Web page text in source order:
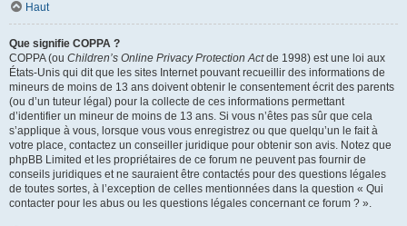
Haut
Que signifie COPPA ?
COPPA (ou Children’s Online Privacy Protection Actde 1998) est une loi aux
États-Unis qui dit que les sites Internet pouvant recueillir des informations de
mineurs de moins de 13 ans doivent obtenir le consentement écrit des parents
(ou d’un tuteur légal) pour la collecte de ces informations permettant
d’identifier un mineur de moins de 13 ans. Si vous n’êtes pas sûr que cela
s’applique à vous, lorsque vous vous enregistrez ou que quelqu’un le fait à
votre place, contactez un conseiller juridique pour obtenir son avis. Notez que
phpBB Limited et les propriétaires de ce forum ne peuvent pas fournir de
conseils juridiques et ne sauraient être contactés pour des questions légales
de toutes sortes, à l’exception de celles mentionnées dans la question « Qui
contacter pour les abus ou les questions légales concernant ce forum ? ».